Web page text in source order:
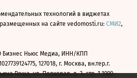
технологий в виджетах
на сайте vedomosti.ru: СМИ2,
Ньюс Медиа, ИНН/КПП
127018, г. Москва, вн.тер.г.
Роща, ул. Полковая, д. 3, стр. 1 1999—